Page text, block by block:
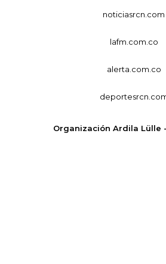
noticiasrcn.com
lafm.com.co
alerta.com.co
Organización Ardila Lülle